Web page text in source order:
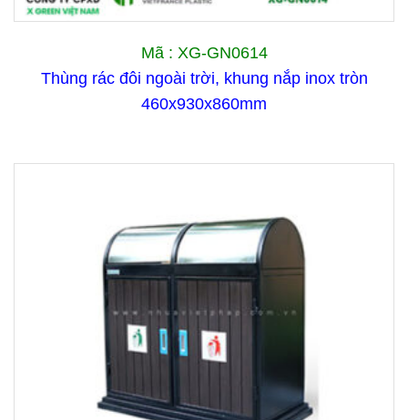
Mã : XG-GN0614
Thùng rác đôi ngoài trời, khung nắp inox tròn
460x930x860mm